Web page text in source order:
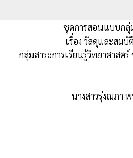
ชุดการสอนแบบกลุ่
เรื่อง วัสดุและสมบั
กลุ่มสาระการเรียนรู้วิทยาศาส
นางสาวรุ่งณภา